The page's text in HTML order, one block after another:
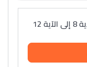
دعامة من القرآن الكريم الآية 8 إلى الآية 12